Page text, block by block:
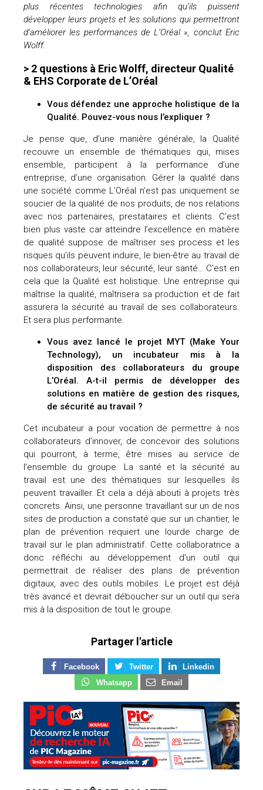
plus récentes technologies afin qu’ils puissent
développer leurs projets et les solutions qui permettront
d’améliorer les performances de L’Oréal », conclut Eric
Wolff.
> 2 questions à Eric Wolff, directeur Qualité
& EHS Corporate de L’Oréal
Vous défendez une approche holistique de la
Qualité. Pouvez-vous nous l’expliquer ?
Je pense que, d’une manière générale, la Qualité
recouvre un ensemble de thématiques qui, mises
ensemble, participent à la performance d’une
entreprise, d’une organisation. Gérer la qualité dans
une société comme L’Oréal n’est pas uniquement se
soucier de la qualité de nos produits, de nos relations
avec nos partenaires, prestataires et clients. C’est
bien plus vaste car atteindre l’excellence en matière
de qualité suppose de maîtriser ses process et les
risques qu’ils peuvent induire, le bien-être au travail de
nos collaborateurs, leur sécurité, leur santé… C’est en
cela que la Qualité est holistique. Une entreprise qui
maîtrise la qualité, maîtrisera sa production et de fait
assurera la sécurité au travail de ses collaborateurs.
Et sera plus performante.
Vous avez lancé le projet MYT (Make Your
Technology), un incubateur mis à la
disposition des collaborateurs du groupe
L’Oréal. A-t-il permis de développer des
solutions en matière de gestion des risques,
de sécurité au travail ?
Cet incubateur a pour vocation de permettre à nos
collaborateurs d’innover, de concevoir des solutions
qui pourront, à terme, être mises au service de
l’ensemble du groupe. La santé et la sécurité au
travail est une des thématiques sur lesquelles ils
peuvent travailler. Et cela a déjà abouti à projets très
concrets. Ainsi, une personne travaillant sur un de nos
sites de production a constaté que sur un chantier, le
plan de prévention requiert une lourde charge de
travail sur le plan administratif. Cette collaboratrice a
donc réfléchi au développement d’un outil qui
permettrait de réaliser des plans de prévention
digitaux, avec des outils mobiles. Le projet est déjà
très avancé et devrait déboucher sur un outil qui sera
mis à la disposition de tout le groupe.
Partager l'article
Facebook Twitter
Linkedin
Whatsapp
Email